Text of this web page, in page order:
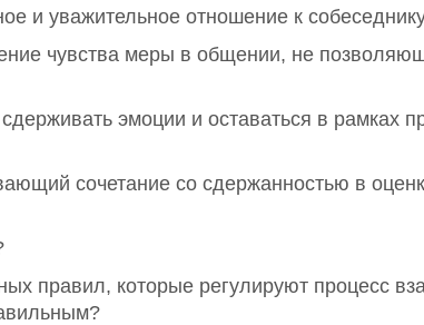
и уважительное отношение к
чувства меры в общении, не
эмоции и оставаться в рамках
сочетание со сдержанностью в
правил, которые регулируют процесс